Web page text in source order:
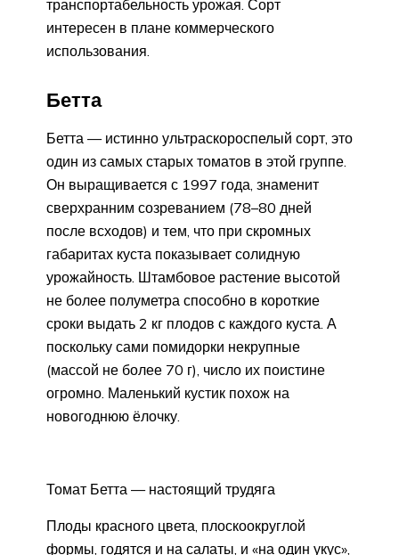
транспортабельность урожая. Сорт
интересен в плане коммерческого
использования.
Бетта
Бетта — истинно ультраскороспелый сорт, это
один из самых старых томатов в этой группе.
Он выращивается с 1997 года, знаменит
сверхранним созреванием (78–80 дней
после всходов) и тем, что при скромных
габаритах куста показывает солидную
урожайность. Штамбовое растение высотой
не более полуметра способно в короткие
сроки выдать 2 кг плодов с каждого куста. А
поскольку сами помидорки некрупные
(массой не более 70 г), число их поистине
огромно. Маленький кустик похож на
новогоднюю ёлочку.
Томат Бетта — настоящий трудяга
Плоды красного цвета, плоскоокруглой
формы, годятся и на салаты, и «на один укус»,